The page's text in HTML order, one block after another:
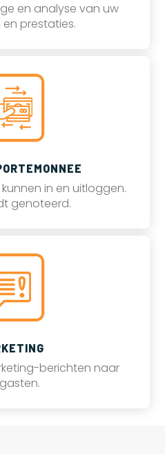
en analyse van uw
prestaties.
in en uitloggen.
genoteerd.
berichten naar